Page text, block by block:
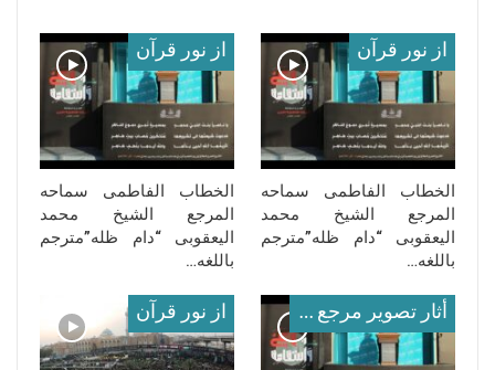
از نور قرآن
الخطاب الفاطمی سماحه
المرجع الشیخ محمد
الیعقوبی “دام ظله”مترجم
باللغه…
از نور قرآن
الخطاب الفاطمی سماحه
المرجع الشیخ محمد
الیعقوبی “دام ظله”مترجم
باللغه…
أثار تصوير مرجع معظم له از نور قرآن